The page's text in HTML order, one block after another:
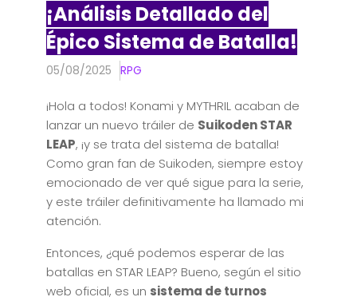
¡Análisis Detallado del
Épico Sistema de Batalla!
05/08/2025 RPG
¡Hola a todos! Konami y MYTHRIL acaban de
lanzar un nuevo tráiler de Suikoden STAR
LEAP, ¡y se trata del sistema de batalla!
Como gran fan de Suikoden, siempre estoy
emocionado de ver qué sigue para la serie,
y este tráiler definitivamente ha llamado mi
atención.
Entonces, ¿qué podemos esperar de las
batallas en STAR LEAP? Bueno, según el sitio
web oficial, es un sistema de turnos